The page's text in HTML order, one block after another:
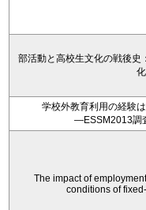
部活動と高校生文化の戦後史
学校外教育利用の経験
―ESSM2013調
The impact of
conditions of